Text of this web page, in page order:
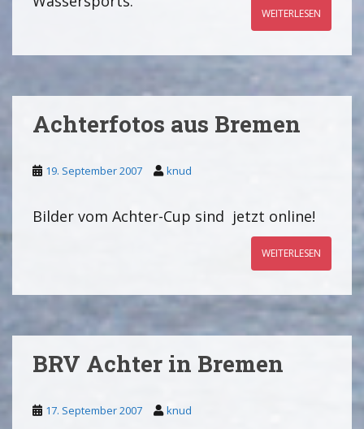
WEITERLESEN
Achterfotos aus Bremen
19. September 2007 knud
Bilder vom Achter-Cup sind jetzt online!
WEITERLESEN
BRV Achter in Bremen
17. September 2007 knud